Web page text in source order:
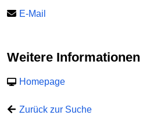
E-Mail
Weitere Informationen
Homepage
Zurück zur Suche